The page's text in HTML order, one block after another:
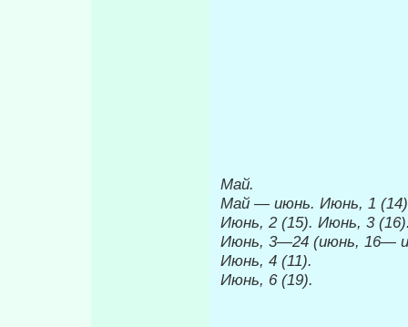
Май.
Май — июнь. Июнь, 1
Июнь, 2 (15). Июнь, 3
Июнь, 3—24 (июнь, 16—
Июнь, 4 (11).
Июнь, 6 (19).